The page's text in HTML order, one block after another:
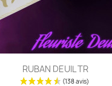
Aperçu rapide
RUBAN DEUIL TR